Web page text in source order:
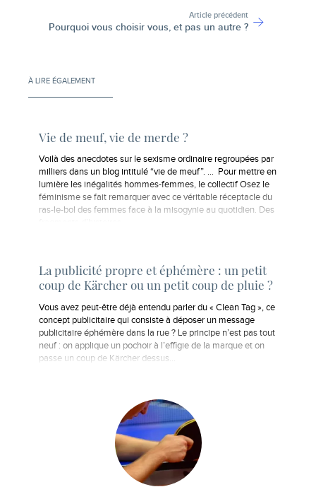
Article précédent
Pourquoi vous choisir vous, et pas un autre ?
À LIRE ÉGALEMENT
Vie de meuf, vie de merde ?
Voilà des anecdotes sur le sexisme ordinaire regroupées par
milliers dans un blog intitulé “vie de meuf”. … Pour mettre en
lumière les inégalités hommes-femmes, le collectif Osez le
féminisme se fait remarquer avec ce véritable réceptacle du
ras-le-bol des femmes face à la misogynie au quotidien. Des
La publicité propre et éphémère : un petit
coup de Kärcher ou un petit coup de pluie ?
Vous avez peut-être déjà entendu parler du « Clean Tag », ce
concept publicitaire qui consiste à déposer un message
publicitaire éphémère dans la rue ? Le principe n’est pas tout
neuf : on applique un pochoir à l’effigie de la marque et on
passe un coup de Kärcher dessus…